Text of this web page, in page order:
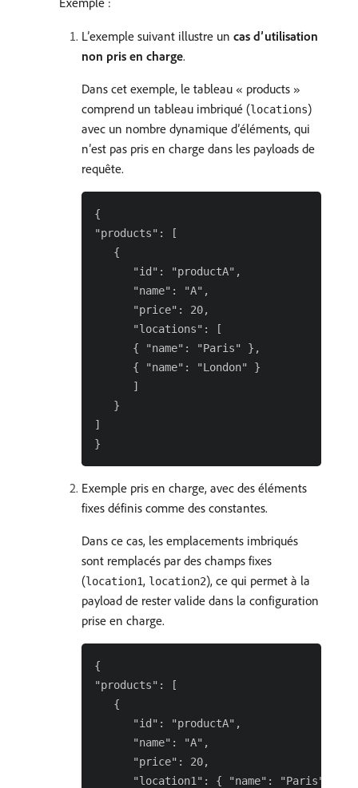
L’exemple suivant illustre un cas d’utilisation
non pris en charge.
Dans cet exemple, le tableau « products »
comprend un tableau imbriqué (locations)
avec un nombre dynamique d’éléments, qui
n’est pas pris en charge dans les payloads de
requête.
{
"products": [
   {
      "id": "productA",
      "name": "A",
      "price": 20,
      "locations": [
      { "name": "Paris" },
      { "name": "London" }
      ]
   }
]
Exemple pris en charge, avec des éléments
fixes définis comme des constantes.
Dans ce cas, les emplacements imbriqués
sont remplacés par des champs fixes
(location1, location2), ce qui permet à la
payload de rester valide dans la configuration
prise en charge.
{
"products": [
   {
      "id": "productA",
      "name": "A",
      "price": 20,
      "location1": { "name": "Paris" },